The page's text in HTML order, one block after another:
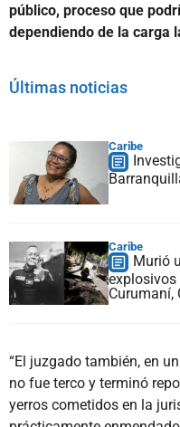
público, proceso que
dependiendo de la carga
Últimas noticias
Caribe
Caribe
Murió
explosivos
Curumaní,
“El juzgado también, en
no fue terco y terminó
yerros cometidos en la